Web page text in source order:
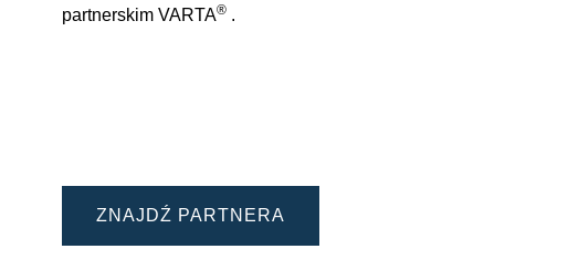
partnerskim VARTA® .
ZNAJDŹ PARTNERA